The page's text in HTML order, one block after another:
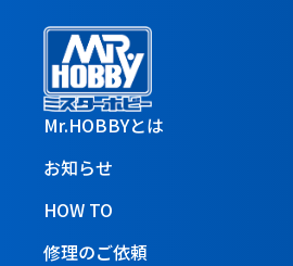
Mr.HOBBYとは
お知らせ
HOW TO
修理のご依頼